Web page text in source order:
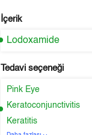
İçerik
Lodoxamide
Tedavi seçeneği
Pink Eye
Keratoconjunctivitis
Keratitis